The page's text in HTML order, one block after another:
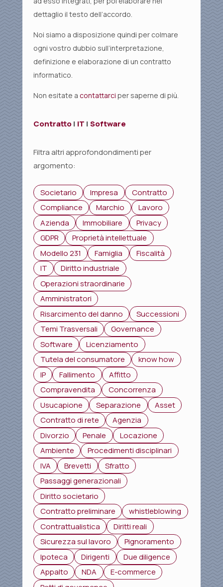
dettaglio il testo dell’accordo.
Noi siamo a disposizione quindi per colmare
ogni vostro dubbio sull’interpretazione,
definizione e elaborazione di un contratto
informatico.
Non esitate a contattarci per saperne di più.
Contratto| IT |Software
Filtra altri approfondondimenti per
argomento:
Societario Impresa
Contratto
Compliance
Marchio
Lavoro
Azienda
Immobiliare
Privacy
GDPR
Proprietà intellettuale
Modello 231
Famiglia
Fiscalità
IT
Diritto industriale
Operazioni straordinarie
Amministratori
Risarcimento del danno
Successioni
Temi Trasversali
Governance
Software
Licenziamento
Tutela del consumatore
know how
IP
Fallimento
Affitto
Compravendita
Concorrenza
Usucapione
Separazione
Asset
Contratto di rete
Agenzia
Divorzio
Penale
Locazione
Ambiente
Procedimenti disciplinari
IVA
Brevetti
Sfratto
Passaggi generazionali
Diritto societario
Contratto preliminare
whistleblowing
Contrattualistica
Diritti reali
Sicurezza sul lavoro
Pignoramento
Ipoteca
Dirigenti
Due diligence
Appalto
NDA
E-commerce